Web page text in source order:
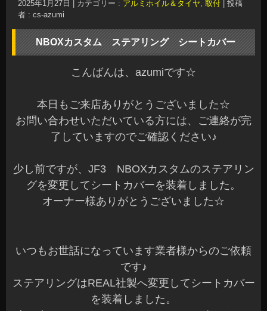
2025年1月27日 カテゴリー : アルミホイル＆タイヤ, 取付
投稿
者 : cs-azumi
NBOXカスタム ステアリング シートカバー
こんばんは、azumiです☆
本日もご来店ありがとうございました☆
お問い合わせいただいている方には、ご連絡が完
了していますのでご確認ください♪
少し前ですが、JF3 NBOXカスタムのステアリン
グを変更してシートカバーを装着しました。
オーナー様ありがとうございました☆
いつもお世話になっています業者様からのご依頼
です♪
ステアリングはREAL社製へ変更してシートカバー
を装着しました。